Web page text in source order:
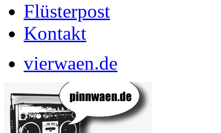
Flüsterpost
Kontakt
vierwaen.de